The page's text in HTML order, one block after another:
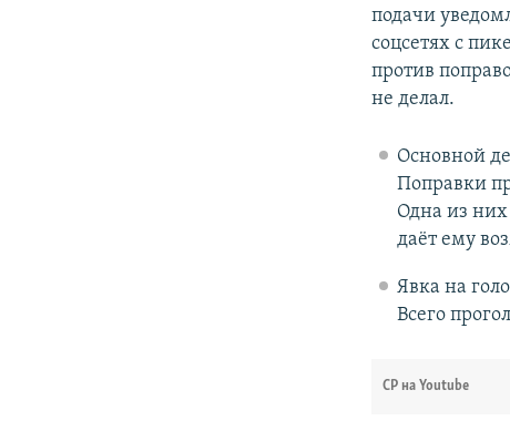
подачи
соцсетях с
против
не делал.
Основной
Поправки
Одна из них
даёт ему
Явка на
Всего
СР на Youtube